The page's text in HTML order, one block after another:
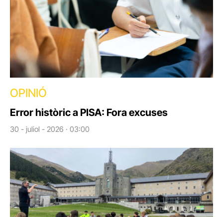
OPINIÓ
Error històric a PISA: Fora excuses
30 - juliol - 2026 · 03:00